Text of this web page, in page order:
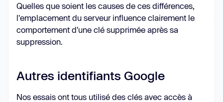
Quelles que soient les causes de ces différences,
l'emplacement du serveur influence clairement le
comportement d'une clé supprimée après sa
suppression.
Autres identifiants Google
Nos essais ont tous utilisé des clés avec accès à